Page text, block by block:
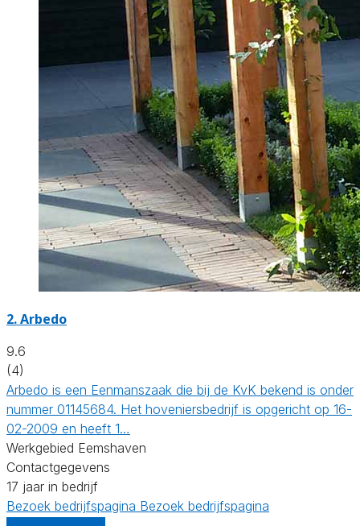
2.Arbedo
9.6
(4)
Arbedo is een Eenmanszaak die bij de KvK bekend is onder
nummer 01145684. Het hoveniersbedrijf is opgericht op 16-
02-2009 en heeft 1…
Werkgebied Eemshaven
Contactgegevens
17 jaar in bedrijf
Bezoek bedrijfspagina Bezoek bedrijfspagina